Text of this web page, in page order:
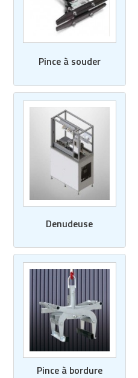
Pince à souder
Denudeuse
Pince à bordure